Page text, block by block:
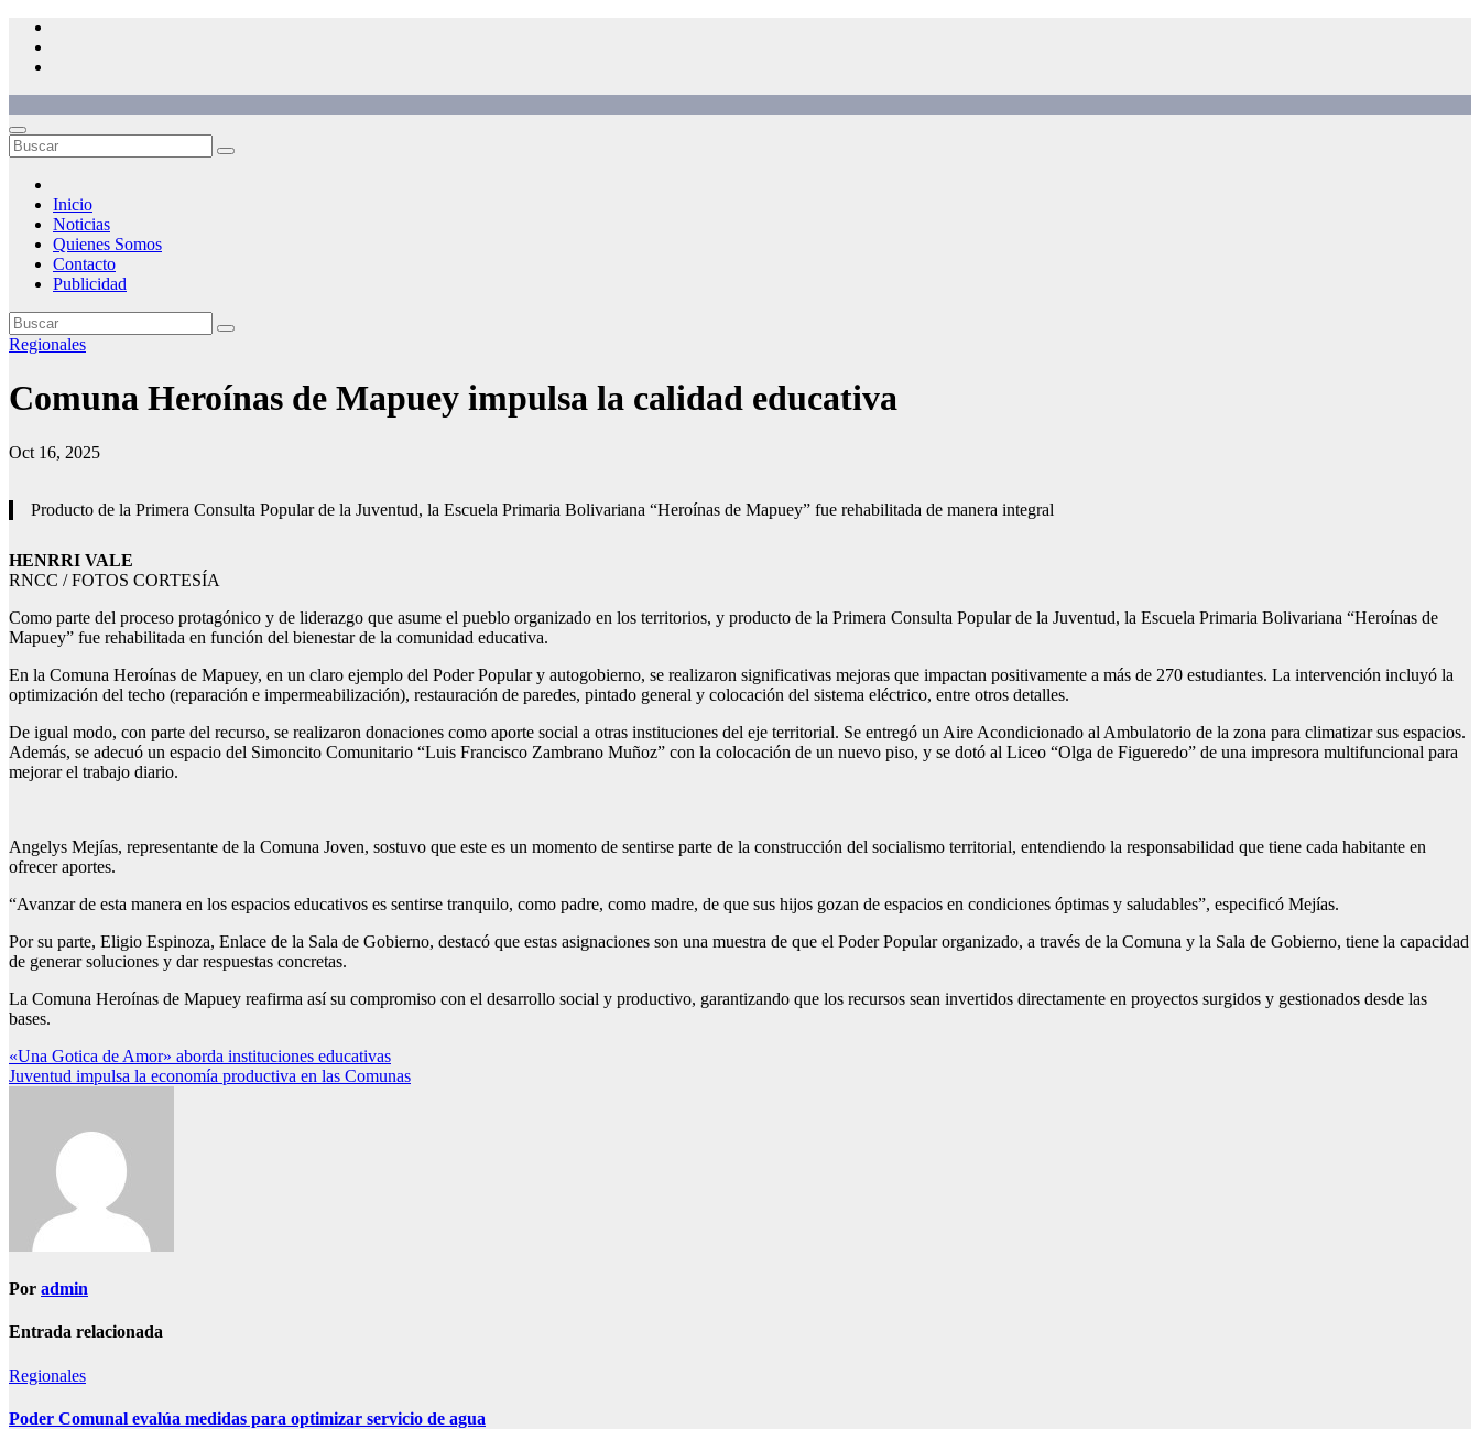
Saltar
contenido
Inicio
Noticias
Quienes Somos
Contacto
Publicidad
Regionales
Comuna Heroínas de Mapuey impulsa la calidad educativa
Oct 16, 2025
Producto de la Primera Consulta Popular de la Juventud, la Escuela Primaria Bolivariana “Heroínas de Mapuey” fue rehabilitada de manera integral
HENRRI VALE
RNCC / FOTOS CORTESÍA
Como parte del proceso protagónico y de liderazgo que asume el pueblo organizado en los territorios, y producto de la Primera Consulta Popular de la Juventud, la Escuela Primaria Bolivariana “Heroínas de
Mapuey” fue rehabilitada en función del bienestar de la comunidad educativa.
En la Comuna Heroínas de Mapuey, en un claro ejemplo del Poder Popular y autogobierno, se realizaron significativas mejoras que impactan positivamente a más de 270 estudiantes. La intervención incluyó la
optimización del techo (reparación e impermeabilización), restauración de paredes, pintado general y colocación del sistema eléctrico, entre otros detalles.
De igual modo, con parte del recurso, se realizaron donaciones como aporte social a otras instituciones del eje territorial. Se entregó un Aire Acondicionado al Ambulatorio de la zona para climatizar sus espacios.
Además, se adecuó un espacio del Simoncito Comunitario “Luis Francisco Zambrano Muñoz” con la colocación de un nuevo piso, y se dotó al Liceo “Olga de Figueredo” de una impresora multifuncional para
mejorar el trabajo diario.
Angelys Mejías, representante de la Comuna Joven, sostuvo que este es un momento de sentirse parte de la construcción del socialismo territorial, entendiendo la responsabilidad que tiene cada habitante en
ofrecer aportes.
“Avanzar de esta manera en los espacios educativos es sentirse tranquilo, como padre, como madre, de que sus hijos gozan de espacios en condiciones óptimas y saludables”, especificó Mejías.
Por su parte, Eligio Espinoza, Enlace de la Sala de Gobierno, destacó que estas asignaciones son una muestra de que el Poder Popular organizado, a través de la Comuna y la Sala de Gobierno, tiene la capacidad
de generar soluciones y dar respuestas concretas.
La Comuna Heroínas de Mapuey reafirma así su compromiso con el desarrollo social y productivo, garantizando que los recursos sean invertidos directamente en proyectos surgidos y gestionados desde las
bases.
Navegación
de
«Una Gotica de Amor» aborda instituciones educativas
Juventud impulsa la economía productiva en las Comunas
Por admin
Entrada relacionada
Regionales
Poder Comunal evalúa medidas para optimizar servicio de agua